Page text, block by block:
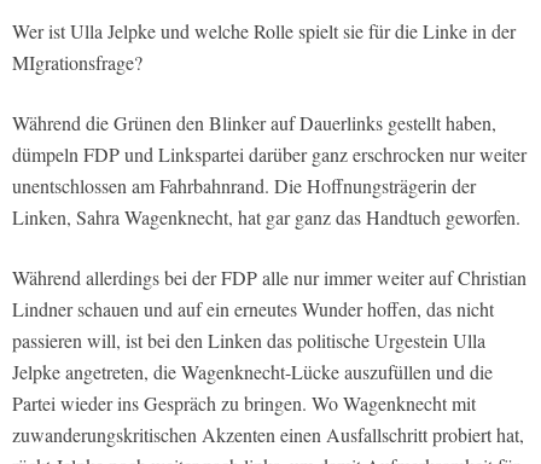
Wer ist Ulla Jelpke und welche Rolle spielt sie für die Linke in der
MIgrationsfrage?
Während die Grünen den Blinker auf Dauerlinks gestellt haben,
dümpeln FDP und Linkspartei darüber ganz erschrocken nur weiter
unentschlossen am Fahrbahnrand. Die Hoffnungsträgerin der
Linken, Sahra Wagenknecht, hat gar ganz das Handtuch geworfen.
Während allerdings bei der FDP alle nur immer weiter auf Christian
Lindner schauen und auf ein erneutes Wunder hoffen, das nicht
passieren will, ist bei den Linken das politische Urgestein Ulla
Jelpke angetreten, die Wagenknecht-Lücke auszufüllen und die
Partei wieder ins Gespräch zu bringen. Wo Wagenknecht mit
zuwanderungskritischen Akzenten einen Ausfallschritt probiert hat,